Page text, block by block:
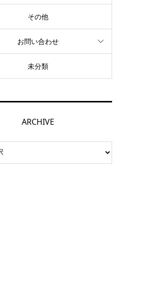
その他
お問い合わせ
未分類
ARCHIVE